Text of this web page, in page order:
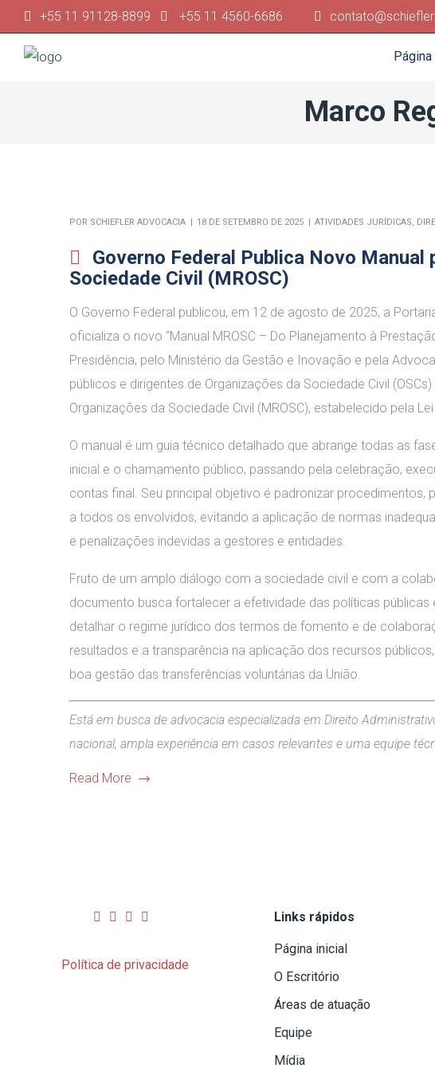
+55 11 91128-8899 +55 11 4560-6686
Marco
POR SCHIEFLER ADVOCACIA 18 DE SETEMBRO DE 2025 ATIVIDADES JURÍDICAS,
Governo Federal Publica Novo
Sociedade Civil (MROSC)
O Governo Federal publicou, em 12 de agosto de 2025, a
oficializa o novo “Manual MROSC – Do Planejamento à
Presidência, pelo Ministério da Gestão e Inovação e pela
públicos e dirigentes de Organizações da Sociedade Civil
Organizações da Sociedade Civil (MROSC), estabelecido pela
O manual é um guia técnico detalhado que abrange todas as
inicial e o chamamento público, passando pela celebração,
contas final. Seu principal objetivo é padronizar
a todos os envolvidos, evitando a aplicação de normas
e penalizações indevidas a gestores e entidades.
Fruto de um amplo diálogo com a sociedade civil e com a
documento busca fortalecer a efetividade das políticas
detalhar o regime jurídico dos termos de fomento e de
resultados e a transparência na aplicação dos recursos
boa gestão das transferências voluntárias da União.
Está em busca de advocacia especializada em Direito
nacional, ampla experiência em casos relevantes e uma equipe
Read More
Política de privacidade
Links rápidos
Página inicial
O Escritório
Áreas de atuação
Equipe
Mídia